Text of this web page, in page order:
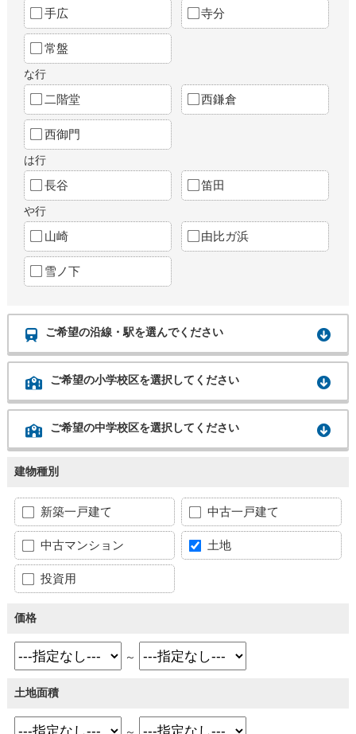
手広 寺分
常盤
な行
二階堂 西鎌倉
西御門
は行
長谷 笛田
や行
山崎 由比ガ浜
雪ノ下
ご希望の沿線・駅を選んでください
ご希望の小学校区を選択してください
ご希望の中学校区を選択してください
建物種別
新築一戸建て 中古一戸建て
中古マンション 土地
投資用
価格
～
土地面積
～